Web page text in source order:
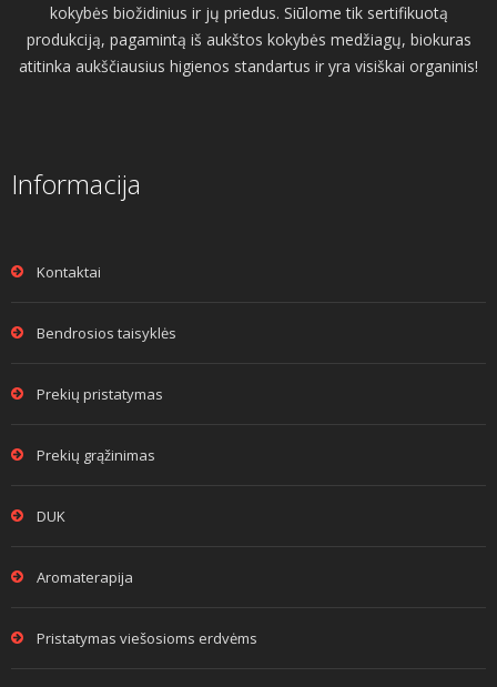
kokybės biožidinius ir jų priedus. Siūlome tik sertifikuotą
produkciją, pagamintą iš aukštos kokybės medžiagų, biokuras
atitinka aukščiausius higienos standartus ir yra visiškai organinis!
Informacija
Kontaktai
Bendrosios taisyklės
Prekių pristatymas
Prekių grąžinimas
DUK
Aromaterapija
Pristatymas viešosioms erdvėms